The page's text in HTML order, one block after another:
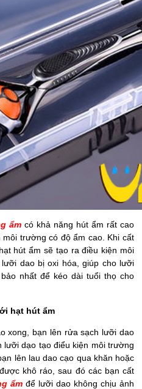
ẩm có khả năng hút ẩm rất cao
trường có độ ẩm cao. Khi cất
hút ẩm sẽ tạo ra điều kiện môi
dao bị oxi hóa, giúp cho lưỡi
nhất để kéo dài tuổi thọ cho
hạt hút ẩm
xong, bạn lên rửa sạch lưỡi dao
dạo tạo điểu kiện môi trường
lên lau dao cạo qua khăn hoặc
khô ráo, sau đó các bạn cất
ẩm để lưỡi dao không chịu ảnh